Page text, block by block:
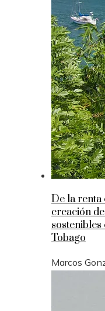
De la renta
creación
Tobago
Marcos